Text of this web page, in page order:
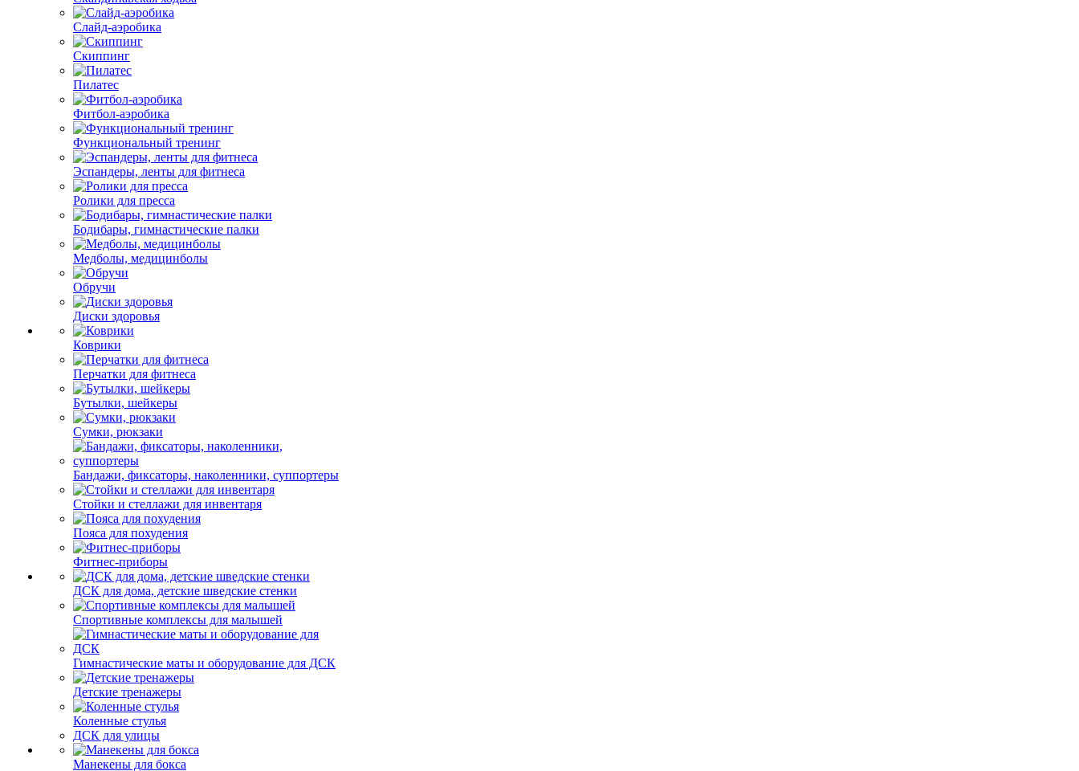
Слайд-аэробика
Скиппинг
Пилатес
Фитбол-аэробика
Функциональный тренинг
Эспандеры, ленты для фитнеса
Ролики для пресса
Бодибары, гимнастические палки
Медболы, медицинболы
Обручи
Диски здоровья
Коврики
Перчатки для фитнеса
Бутылки, шейкеры
Сумки, рюкзаки
Бандажи, фиксаторы, наколенники, суппортеры
Стойки и стеллажи для инвентаря
Пояса для похудения
Фитнес-приборы
ДСК для дома, детские шведские стенки
Спортивные комплексы для малышей
Гимнастические маты и оборудование для ДСК
Детские тренажеры
Коленные стулья
ДСК для улицы
Манекены для бокса